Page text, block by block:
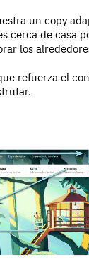
un copy
cerca de casa
los
refuerza el